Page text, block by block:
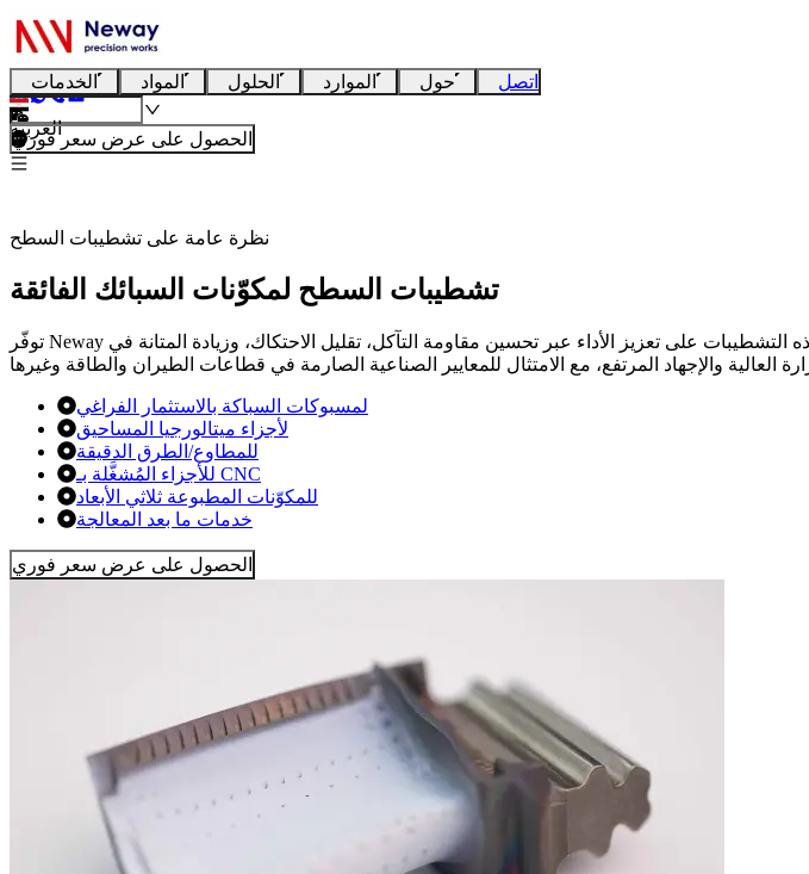
الخدمات المواد الحلول الموارد حول اتصل
العربية
الحصول على عرض سعر فوري
نظرة عامة على تشطيبات السطح
تشطيبات السطح لمكوّنات السبائك الفائقة
توفّر Neway تشطيبات سطح لمكوّنات السبائك الفائقة مثل التشغيل الدقيق، التلميع، والطلاءات الحرارية. تعمل هذه التشطيبات على تعزيز الأداء عبر تحسين مقاومة التآكل، تقليل الاحتكاك، وزيادة المتانة في
لمسبوكات السباكة بالاستثمار الفراغي
لأجزاء ميتالورجيا المساحيق
للمطاوع/الطرق الدقيقة
للأجزاء المُشغَّلة بـ CNC
للمكوّنات المطبوعة ثلاثي الأبعاد
خدمات ما بعد المعالجة
الحصول على عرض سعر فوري